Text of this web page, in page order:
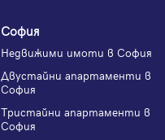
София
Недвижими имоти в София
Двустайни апартаменти в
София
Тристайни апартаменти в
София